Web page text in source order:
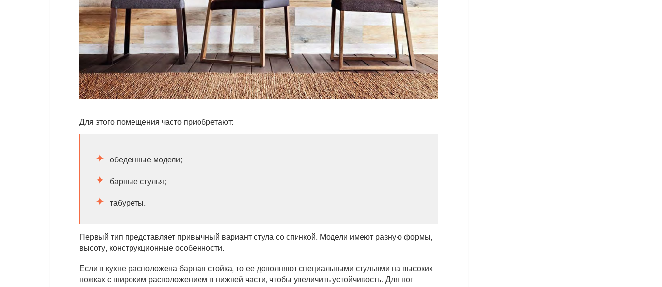
Для этого помещения часто приобретают:
обеденные модели;
барные стулья;
табуреты.
Первый тип представляет привычный вариант стула со спинкой. Модели имеют разную формы,
высоту, конструкционные особенности.
Если в кухне расположена барная стойка, то ее дополняют специальными стульями на высоких
ножках с широким расположением в нижней части, чтобы увеличить устойчивость. Для ног